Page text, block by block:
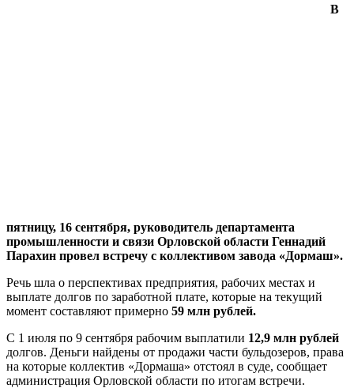
В
пятницу, 16 сентября, руководитель департамента
промышленности и связи Орловской области Геннадий
Парахин провел встречу с коллективом завода «Дормаш».
Речь шла о перспективах предприятия, рабочих местах и
выплате долгов по заработной плате, которые на текущий
момент составляют примерно 59 млн рублей.
С 1 июля по 9 сентября рабочим выплатили 12,9 млн рублей
долгов. Деньги найдены от продажи части бульдозеров, права
на которые коллектив «Дормаша» отстоял в суде, сообщает
администрация Орловской области по итогам встречи.